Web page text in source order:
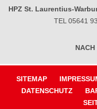
HPZ St. Laurentius-
TEL 05641
NACH
SITEMAP
DATENSCHUTZ